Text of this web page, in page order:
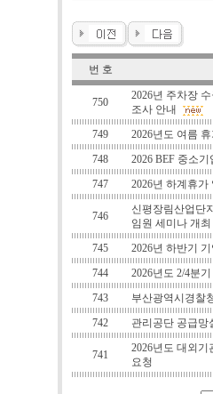
번 호
750
2026년 주차장
조사 안내
749
2026년도 여름
748
2026 BEF 중소
747
2026년 하계휴
746
신평장림산업단
임원 세미나 개
745
2026년 하반기
744
2026년도 2/4분
743
부산광역시경찰
742
관리공단 공급망
741
2026년도 대외
요청